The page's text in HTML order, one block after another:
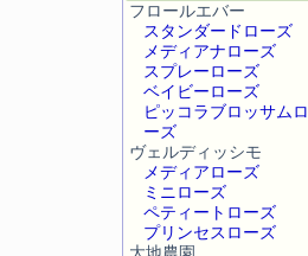
フロールエバー
スタンダードローズ
メディアナローズ
スプレーローズ
ベイビーローズ
ピッコラブロッサムロ
ーズ
ヴェルディッシモ
メディアローズ
ミニローズ
ペティートローズ
プリンセスローズ